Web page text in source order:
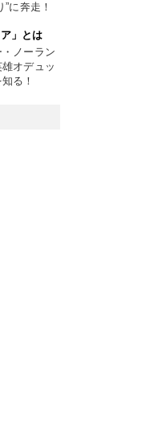
に奔走！
ア」とは
ノーラン
オデュッ
る！